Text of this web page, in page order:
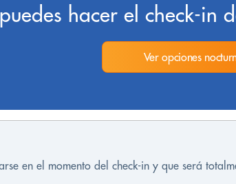
hacer el check-in
Ver opciones
en el momento del check-in y que será